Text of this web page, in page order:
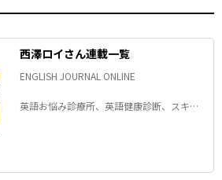
西澤ロイさん連載一覧
ENGLISH JOURNAL ONLINE
英語お悩み診療所、英語健康診断、スキ度